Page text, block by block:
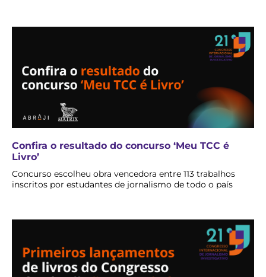
Confira o resultado do concurso ‘Meu TCC é
Livro’
Concurso escolheu obra vencedora entre 113 trabalhos
inscritos por estudantes de jornalismo de todo o país